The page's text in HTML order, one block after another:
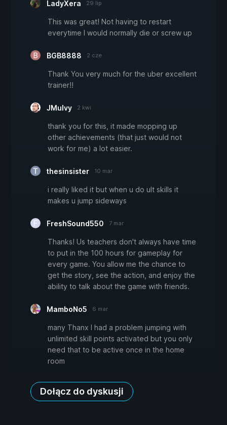
LadyXera 29 lip
This was great! Not having to restart
everytime I would normally die or screw up
BGB8888 2 cze
Thank You very much for the uber excellent
trainer!!
JMulvy 2 kwi
thank you for this, it made mopping up
other achievements (that just would not
work for me) a lot easier.
thesinsister 10 mar
i really liked it but when u do ult skills it
makes u jump sideways
FreshSound550 7 mar
Thanks! Us teachers don't always have time
to put in the 100 hours for gameplay for
every game. You allow me the chance to
get the story, see the action, and enjoy the
ability to talk about the game with friends.
MamboNo5 6 mar
many Thanx I had a problem jumping with
unlimited skill points activated but you only
need that to be active once in the home
room
Dołącz do dyskusji